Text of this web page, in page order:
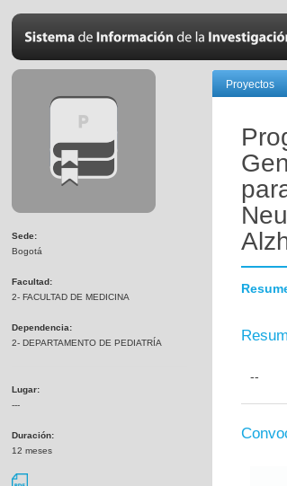
Sede:
Bogotá
Facultad:
2- FACULTAD DE MEDICINA
Dependencia:
2- DEPARTAMENTO DE PEDIATRÍA
Lugar:
---
Duración:
12 meses
Proyectos
--